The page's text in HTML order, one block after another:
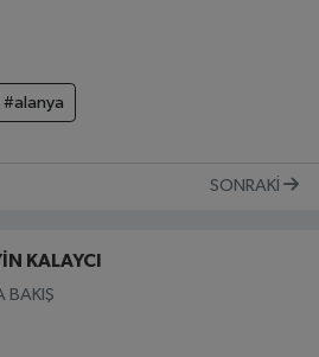
#alanya
SONRAKI
KALAYCI
BAKIŞ